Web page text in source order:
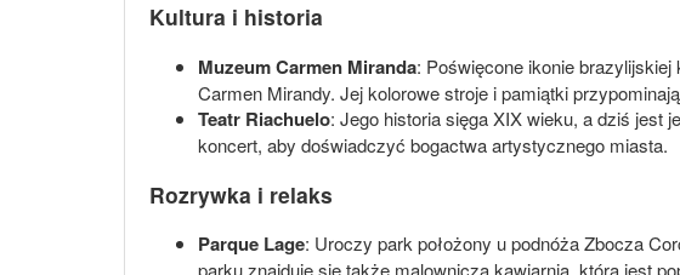
Kultura i historia
Muzeum Carmen Miranda: Poświęcone ikonie
Carmen Mirandy. Jej kolorowe stroje i pamiątki
Teatr Riachuelo: Jego historia sięga XIX wieku, a dziś jest
koncert, aby doświadczyć bogactwa artystycznego miasta.
Rozrywka i relaks
Parque Lage: Uroczy park położony u podnóża Zbocza
parku znajduje się także malownicza kawiarnia, która jest